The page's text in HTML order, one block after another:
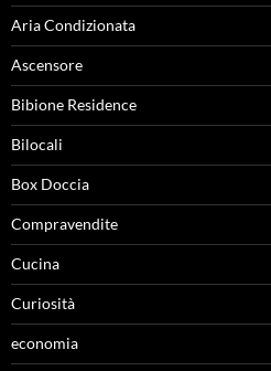
Aria Condizionata
Ascensore
Bibione Residence
Bilocali
Box Doccia
Compravendite
Cucina
Curiosità
economia